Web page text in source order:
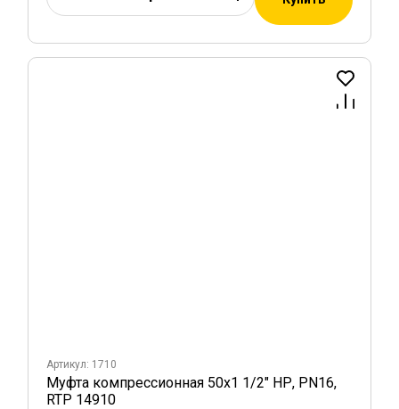
Артикул: 1710
Муфта компрессионная 50х1 1/2" НР, PN16,
RTP 14910